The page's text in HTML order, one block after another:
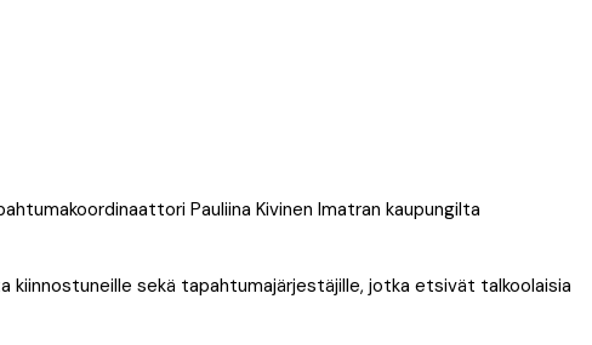
Pauliina Kivinen Imatran kaupungilta
sekä tapahtumajärjestäjille, jotka etsivät talkoolaisia